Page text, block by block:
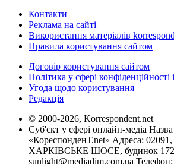
Контакти
Реклама на сайті
Використання матеріалів
Правила користування сайтом
Договір користування сайтом
Політика у сфері
Угода щодо користування
Редакція
© 2000-2026, Korrespondent.net
Суб'єкт у сфері онлайн-медіа
«КореспонденТ.net» Адреса: 02091,
ХАРКІВСЬКЕ ШОСЕ, будинок 172-
sunlight@mediadim.com.ua